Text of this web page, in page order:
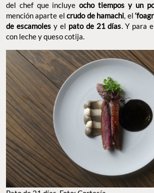
del chef que incluyeocho tiempos y un
mención aparte el crudo de hamachi, el
de escamoles y el pato de 21 días. Y para
con leche y queso cotija.